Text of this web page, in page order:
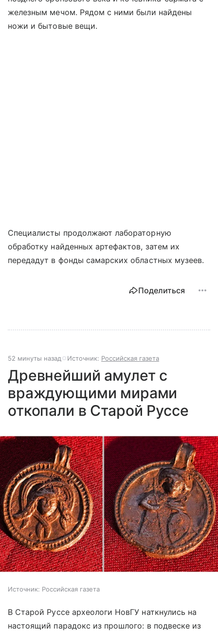
железным мечом. Рядом с ними были найдены
ножи и бытовые вещи.
Специалисты продолжают лабораторную
обработку найденных артефактов, затем их
передадут в фонды самарских областных музеев.
Поделиться
52 минуты назад Источник: Российская газета
Древнейший амулет с
враждующими мирами
откопали в Старой Руссе
Источник: Российская газета
В Старой Руссе археологи НовГУ наткнулись на
настоящий парадокс из прошлого: в подвеске из